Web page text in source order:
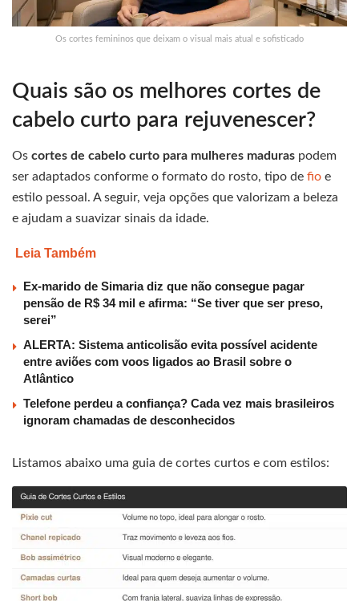
Os cortes femininos que deixam o visual mais atual e sofisticado
Quais são os melhores cortes de
cabelo curto para rejuvenescer?
Os cortes de cabelo curto para mulheres maduras podem
ser adaptados conforme o formato do rosto, tipo de fio e
estilo pessoal. A seguir, veja opções que valorizam a beleza
e ajudam a suavizar sinais da idade.
Leia Também
Ex-marido de Simaria diz que não consegue pagar
pensão de R$ 34 mil e afirma: “Se tiver que ser preso,
serei”
ALERTA: Sistema anticolisão evita possível acidente
entre aviões com voos ligados ao Brasil sobre o
Atlântico
Telefone perdeu a confiança? Cada vez mais brasileiros
ignoram chamadas de desconhecidos
Listamos abaixo uma guia de cortes curtos e com estilos: